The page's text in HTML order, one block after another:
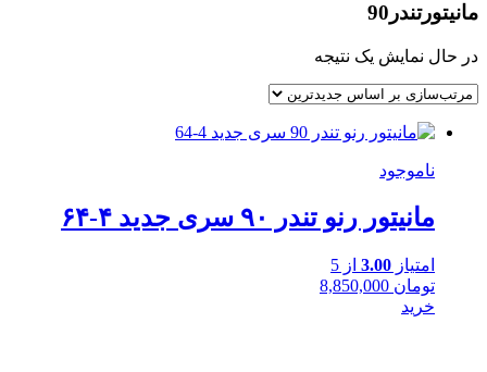
مانیتورتندر90
در حال نمایش یک نتیجه
ناموجود
مانیتور رنو تندر ۹۰ سری جدید ۴-۶۴
امتیاز 3.00 از 5
تومان
خرید